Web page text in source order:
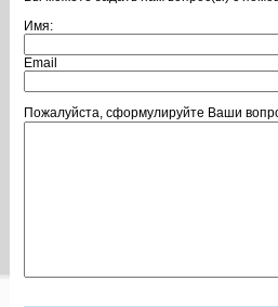
Имя:
Email
Пожалуйста, сформулируйте Ваши